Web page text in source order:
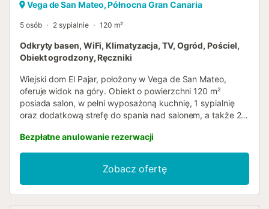
Vega de San Mateo, Północna Gran Canaria
5 osób 2 sypialnie 120 m²
Odkryty basen, WiFi, Klimatyzacja, TV, Ogród, Pościel,
Obiekt ogrodzony, Ręczniki
Wiejski dom El Pajar, położony w Vega de San Mateo,
oferuje widok na góry. Obiekt o powierzchni 120 m²
posiada salon, w pełni wyposażoną kuchnię, 1 sypialnię
oraz dodatkową strefę do spania nad salonem, a także 2
udogodnienia obejmują szybkie Wi-Fi odpowiednie do
rozmów wideo, dedykowane miejsce do pracy, Smart TV z
usługami streamingowymi, klimatyzację, wentylator i
pralkę. Na życzenie dostępne jest krzesełko do karmienia i
łóżeczko dla dziecka, a także dodatkowe łóżko dla
Bezpłatne anulowanie rezerwacji
Zobacz ofertę